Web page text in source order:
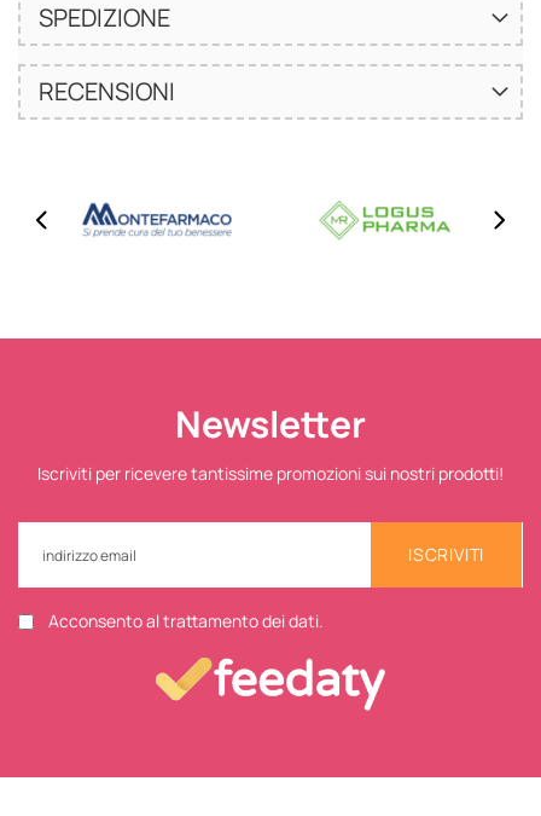
SPEDIZIONE
RECENSIONI
Newsletter
Iscriviti per ricevere tantissime promozioni sui nostri prodotti!
ISCRIVITI
Acconsento al trattamento dei dati.